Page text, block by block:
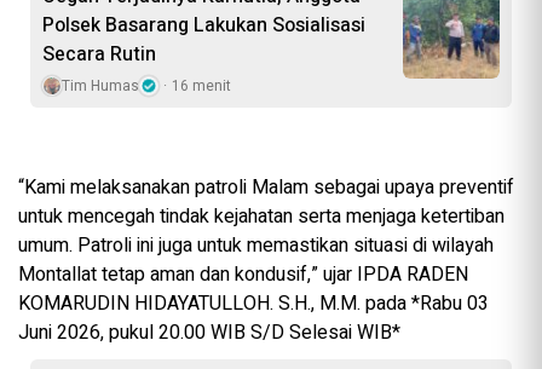
Polsek Basarang Lakukan Sosialisasi
Secara Rutin
Tim Humas 16 menit
“Kami melaksanakan patroli Malam sebagai upaya preventif
untuk mencegah tindak kejahatan serta menjaga ketertiban
umum. Patroli ini juga untuk memastikan situasi di wilayah
Montallat tetap aman dan kondusif,” ujar IPDA RADEN
KOMARUDIN HIDAYATULLOH. S.H., M.M. pada *Rabu 03
Juni 2026, pukul 20.00 WIB S/D Selesai WIB*